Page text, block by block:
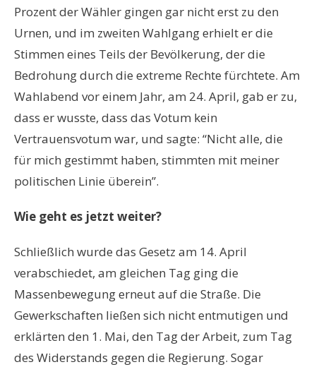
Prozent der Wähler gingen gar nicht erst zu den
Urnen, und im zweiten Wahlgang erhielt er die
Stimmen eines Teils der Bevölkerung, der die
Bedrohung durch die extreme Rechte fürchtete. Am
Wahlabend vor einem Jahr, am 24. April, gab er zu,
dass er wusste, dass das Votum kein
Vertrauensvotum war, und sagte: “Nicht alle, die
für mich gestimmt haben, stimmten mit meiner
politischen Linie überein”.
Wie geht es jetzt weiter?
Schließlich wurde das Gesetz am 14. April
verabschiedet, am gleichen Tag ging die
Massenbewegung erneut auf die Straße. Die
Gewerkschaften ließen sich nicht entmutigen und
erklärten den 1. Mai, den Tag der Arbeit, zum Tag
des Widerstands gegen die Regierung. Sogar